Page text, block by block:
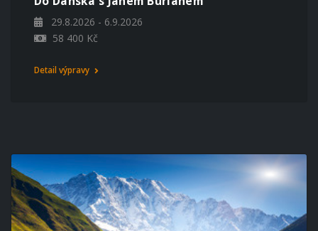
29.8.2026 - 6.9.2026
58 400 Kč
Detail výpravy